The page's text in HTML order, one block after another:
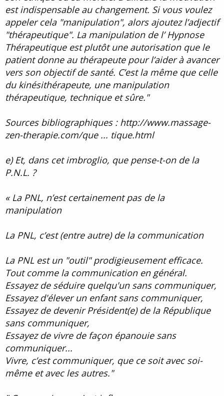
est indispensable au changement. Si vous voulez
appeler cela "manipulation", alors ajoutez l’adjectif
"thérapeutique". La manipulation de l’ Hypnose
Thérapeutique est plutôt une autorisation que le
patient donne au thérapeute pour l’aider à avancer
vers son objectif de santé. C’est la même que celle
du kinésithérapeute, une manipulation
thérapeutique, technique et sûre."
Sources bibliographiques : http://www.massage-
zen-therapie.com/que ... tique.html
e) Et, dans cet imbroglio, que pense-t-on de la
P.N.L. ?
« La PNL, n’est certainement pas de la
manipulation
La PNL, c’est (entre autre) de la communication
La PNL est un "outil" prodigieusement efficace.
Tout comme la communication en général.
Essayez de séduire quelqu'un sans communiquer,
Essayez d'élever un enfant sans communiquer,
Essayez de devenir Président(e) de la République
sans communiquer,
Essayez de vivre de façon épanouie sans
communiquer...
Vivre, c’est communiquer, que ce soit avec soi-
même et avec les autres."